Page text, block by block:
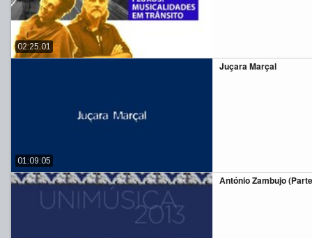
02:25:01
Juçara Marçal
01:09:05
António Zambujo